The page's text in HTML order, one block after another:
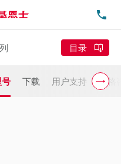
目录
下载 用户支持 价格